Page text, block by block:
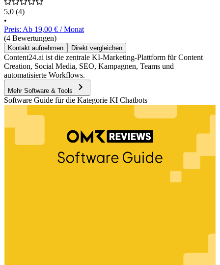
5,0 (4)
•
Preis: Ab 19,00 € / Monat
(4 Bewertungen)
Kontakt aufnehmen Direkt vergleichen
Content24.ai ist die zentrale KI-Marketing-Plattform für Content
Creation, Social Media, SEO, Kampagnen, Teams und
automatisierte Workflows.
Mehr Software & Tools
Software Guide für die Kategorie KI Chatbots